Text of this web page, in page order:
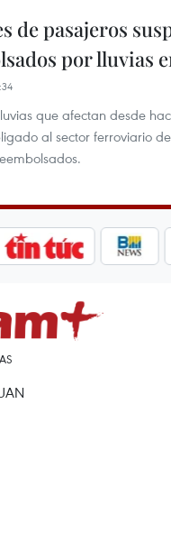
de pasajeros
por lluvias
que afectan desde
al sector ferroviario